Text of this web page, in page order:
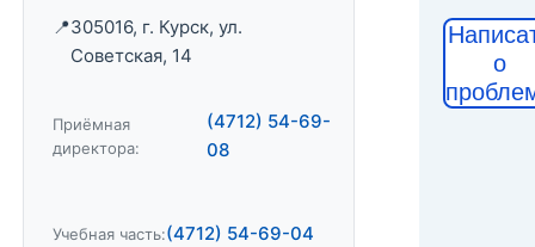
305016, г. Курск, ул.
Советская, 14
Приёмная
директора:
(4712) 54-69-
08
Учебная часть:(4712) 54-69-04
о